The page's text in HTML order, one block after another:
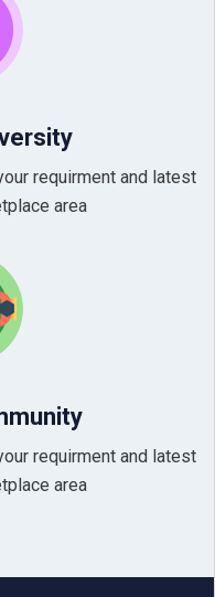
requirment and latest
area
requirment and latest
area